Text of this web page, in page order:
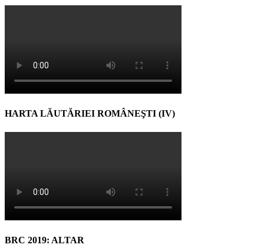
HARTA LĂUTĂRIEI ROMÂNEŞTI (IV)
BRC 2019: ALTAR